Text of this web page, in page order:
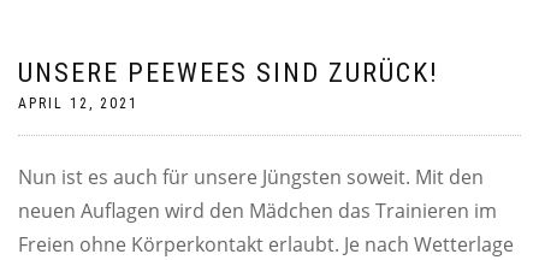
UNSERE PEEWEES SIND ZURÜCK!
APRIL 12, 2021
Nun ist es auch für unsere Jüngsten soweit. Mit den
neuen Auflagen wird den Mädchen das Trainieren im
Freien ohne Körperkontakt erlaubt. Je nach Wetterlage